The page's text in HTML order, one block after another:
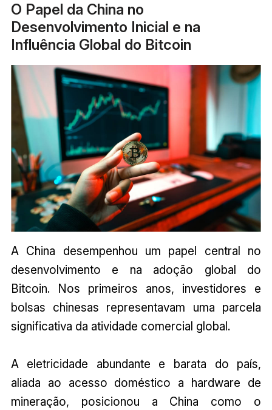
O Papel da China no
Desenvolvimento Inicial e na
Influência Global do Bitcoin
A China desempenhou um papel central no
desenvolvimento e na adoção global do
Bitcoin. Nos primeiros anos, investidores e
bolsas chinesas representavam uma parcela
significativa da atividade comercial global.
A eletricidade abundante e barata do país,
aliada ao acesso doméstico a hardware de
mineração, posicionou a China como o